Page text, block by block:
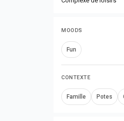
MOODS
Fun
CONTEXTE
Famille Potes